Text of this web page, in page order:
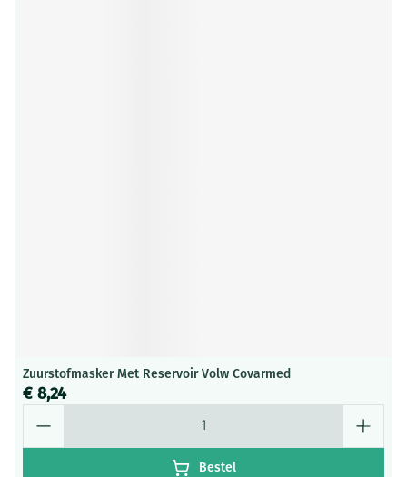
Zuurstofmasker Met Reservoir Volw Covarmed
€ 8,24
Bestel